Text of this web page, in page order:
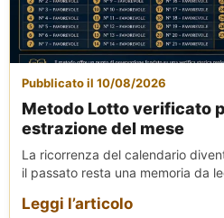
Pubblicato il 10/08/2026
Metodo Lotto verificato
estrazione del mese
La ricorrenza del calendario
il passato resta una memoria da
Leggi l’articolo